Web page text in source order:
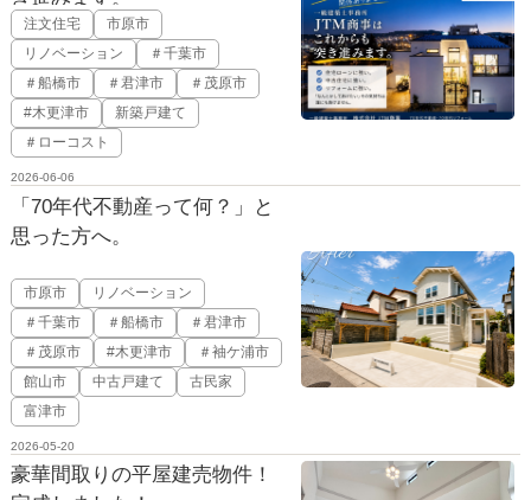
注文住宅
市原市
リノベーション
＃千葉市
＃船橋市
＃君津市
＃茂原市
#木更津市
新築戸建て
＃ローコスト
2026-06-06
「70年代不動産って何？」と
思った方へ。
市原市
リノベーション
＃千葉市
＃船橋市
＃君津市
＃茂原市
#木更津市
＃袖ケ浦市
館山市
中古戸建て
古民家
富津市
2026-05-20
豪華間取りの平屋建売物件！